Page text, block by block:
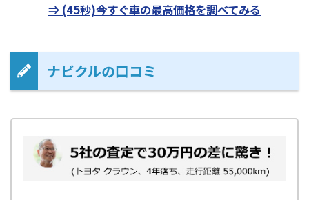
⇒ (45秒)今すぐ車の最高価格を調べてみる
ナビクルの口コミ